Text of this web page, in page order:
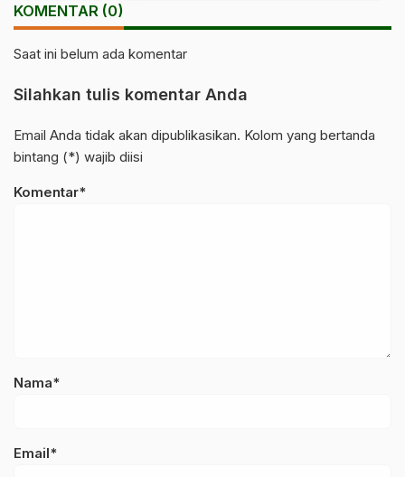
KOMENTAR (0)
Saat ini belum ada komentar
Silahkan tulis komentar Anda
Email Anda tidak akan dipublikasikan. Kolom yang bertanda
bintang (*) wajib diisi
Komentar*
Nama*
Email*